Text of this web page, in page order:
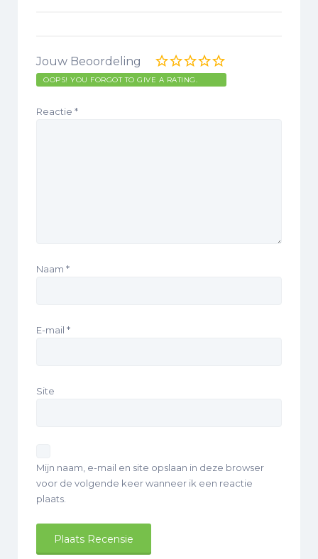
Jouw Beoordeling
OOPS! YOU FORGOT TO GIVE A RATING.
Reactie *
Naam *
E-mail *
Site
Mijn naam, e-mail en site opslaan in deze browser
voor de volgende keer wanneer ik een reactie
plaats.